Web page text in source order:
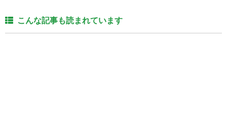
こんな記事も読まれています